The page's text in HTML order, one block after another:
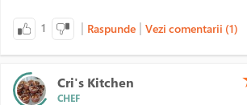
1 | Raspunde | Vezi comentarii (1)
Cri's Kitchen
CHEF